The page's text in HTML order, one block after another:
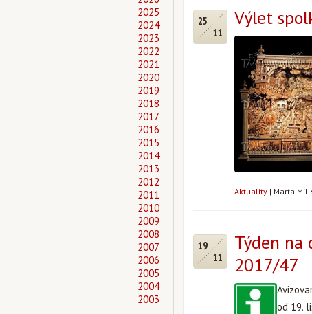
2025
2024
2023
2022
2021
2020
2019
2018
2017
2016
2015
2014
2013
2012
2011
2010
2009
2008
2007
2006
2005
2004
2003
25
11
Výlet
Aktuality | Marta
19
11
Týden na
2017/47
od 19.